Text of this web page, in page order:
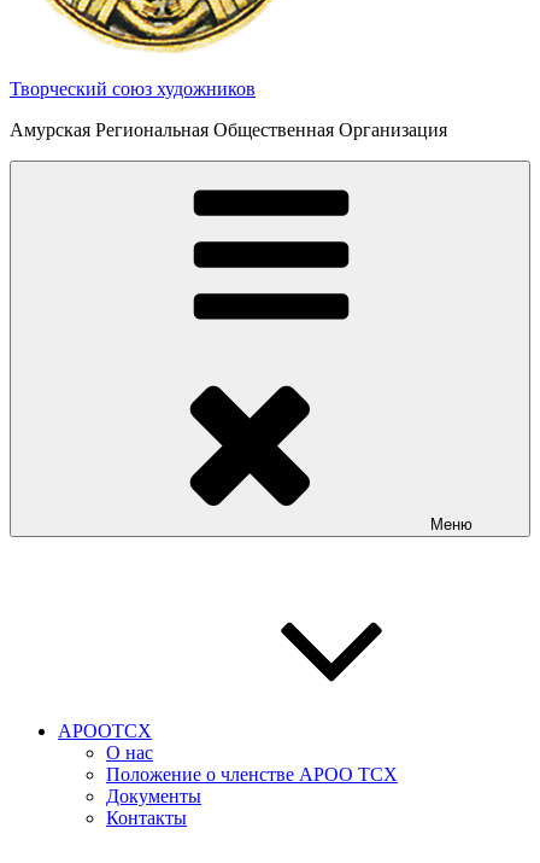
Творческий союз художников
Амурская Региональная Общественная Организация
Меню
АРООТСХ
О нас
Положение о членстве АРОО ТСХ
Документы
Контакты